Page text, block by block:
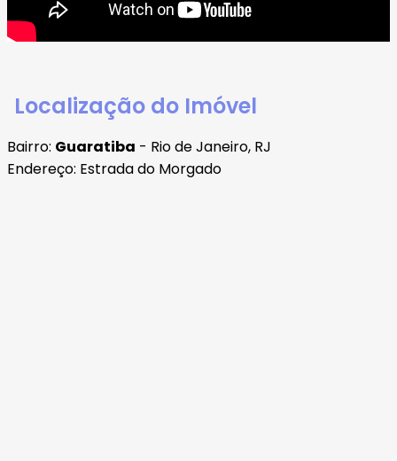
Localização do Imóvel
Bairro: Guaratiba - Rio de Janeiro, RJ
Endereço: Estrada do Morgado